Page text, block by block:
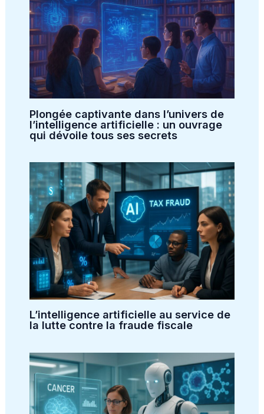
Plongée captivante dans l’univers de
l’intelligence artificielle : un ouvrage
qui dévoile tous ses secrets
L’intelligence artificielle au service de
la lutte contre la fraude fiscale